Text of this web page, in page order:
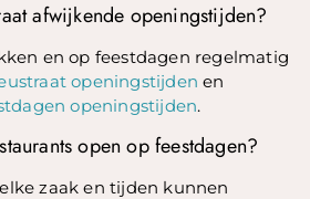
afwijkende openingstijden?
en op feestdagen regelmatig
openingstijden en
openingstijden.
open op feestdagen?
zaak en tijden kunnen